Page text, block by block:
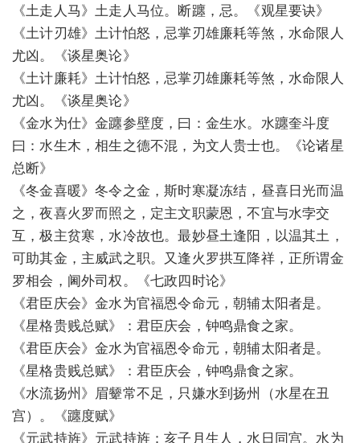
《土走人马》土走人马位。断躔，忌。《观星要诀》
《土计刃雄》土计怕怒，忌掌刃雄廉耗等煞，水命限人
尤凶。《谈星奥论》
《土计廉耗》土计怕怒，忌掌刃雄廉耗等煞，水命限人
尤凶。《谈星奥论》
《金水为仕》金躔参壁度，曰：金生水。水躔奎斗度
曰：水生木，相生之德不混，为文人贵士也。《论诸星
总断》
《冬金喜暖》冬令之金，斯时寒凝冻结，昼喜日光而温
之，夜喜火罗而照之，定主文职蒙恩，不宜与水孛交
互，极主贫寒，水冷故也。最妙昼土逢阳，以温其土，
可助其金，主威武之职。又逢火罗拱互降祥，正所谓金
罗相会，阃外司权。《七政四时论》
《君臣庆会》金水为官福恩令命元，朝辅太阳者是。
《星格贵贱总赋》：君臣庆会，钟鸣鼎食之家。
《君臣庆会》金水为官福恩令命元，朝辅太阳者是。
《星格贵贱总赋》：君臣庆会，钟鸣鼎食之家。
《水流扬州》眉颦常不足，只嫌水到扬州（水星在丑
宫）。《躔度赋》
《元武持旌》元武持旌：亥子月生人，水日同宫。水为